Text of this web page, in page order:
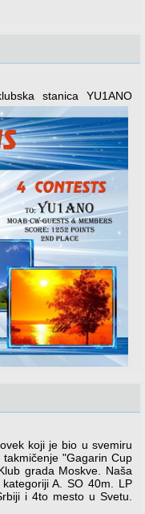
stanica YU1ANO
koji je bio u svemiru
"Gagarin Cup
grada Moskve. Naša
A. SO 40m. LP
i 4to mesto u Svetu.